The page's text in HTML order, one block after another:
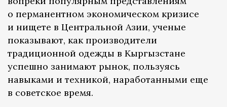
о перманентном экономическом кризисе
и нищете в Центральной Азии, ученые
показывают, как производители
традиционной одежды в Кыргызстане
успешно занимают рынок, пользуясь
навыками и техникой, наработанными еще
в советское время.